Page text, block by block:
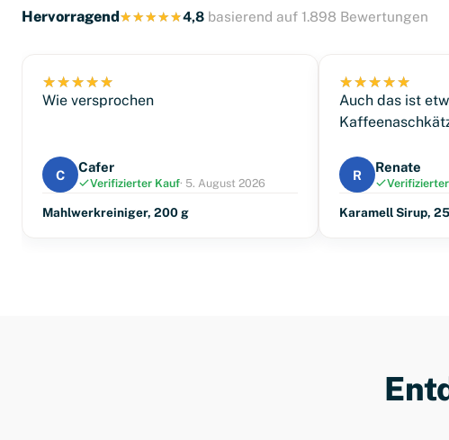
Hervorragend 4,8 basierend auf 1.898 Bewertungen
Wie versprochen
C Cafer
Verifizierter Kauf· 5. August 2026
Mahlwerkreiniger, 200 g
Auch das ist
R Renate
Karamell Sirup,